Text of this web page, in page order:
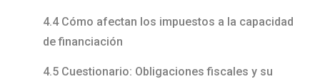
4.4 Cómo afectan los impuestos a la capacidad
de financiación
4.5 Cuestionario: Obligaciones fiscales y su